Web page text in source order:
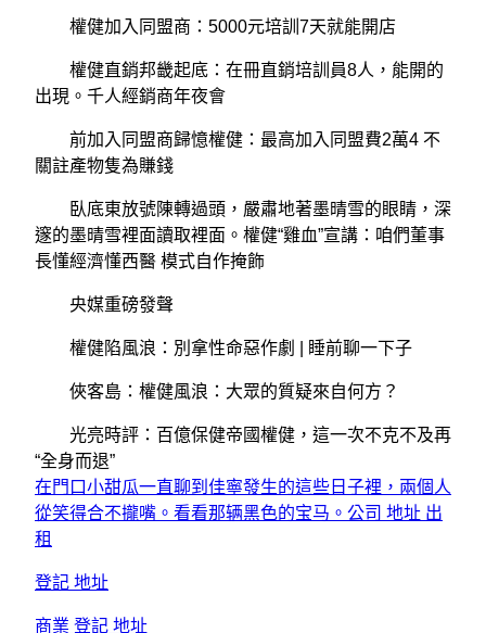
權健加入同盟商：5000元培訓7天就能開店
權健直銷邦畿起底：在冊直銷培訓員8人，能開的
出現。千人經銷商年夜會
前加入同盟商歸憶權健：最高加入同盟費2萬4 不
關註產物隻為賺錢
臥底東放號陳轉過頭，嚴肅地著墨晴雪的眼睛，深
邃的墨晴雪裡面讀取裡面。權健“雞血”宣講：咱們董事
長懂經濟懂西醫 模式自作掩飾
央媒重磅發聲
權健陷風浪：別拿性命惡作劇 | 睡前聊一下子
俠客島：權健風浪：大眾的質疑來自何方？
光亮時評：百億保健帝國權健，這一次不克不及再
“全身而退”
在門口小甜瓜一直聊到佳寧發生的這些日子裡，兩個人
從笑得合不攏嘴。看看那辆黑色的宝马。公司 地址 出
租
登記 地址
商業 登記 地址